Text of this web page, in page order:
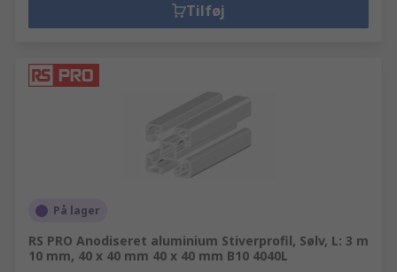
Tilføj
På lager
RS PRO Anodiseret aluminium Stiverprofil, Sølv, L: 3 m
10 mm, 40 x 40 mm 40 x 40 mm B10 4040L